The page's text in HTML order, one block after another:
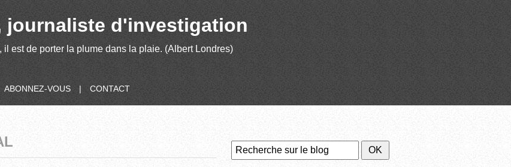
journaliste d'investigation
il est de porter la plume dans la plaie. (Albert Londres)
ABONNEZ-VOUS | CONTACT